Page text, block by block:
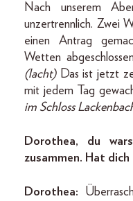
Nach unserem
unzertrennlich. Zwei
einen Antrag
Wetten
(lacht) Das ist jetzt
mit jedem Tag
im Schloss
Dorothea, du
zusammen. Hat
Dorothea: